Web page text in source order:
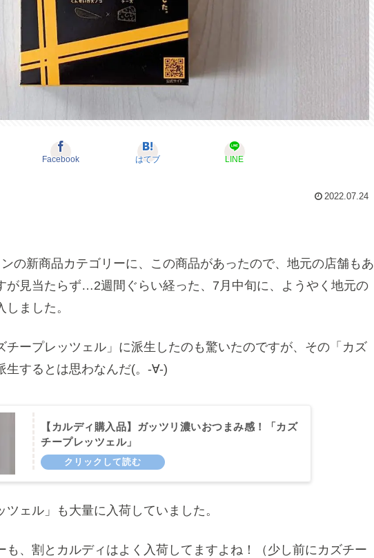
Facebook はてブ LINE
2022.07.24
の新商品カテゴリーに、この商品があったので、地元の店舗もあ
見当たらず…2週間ぐらい経った、7月中旬に、ようやく地元の
ました。
チープレッツェル」に派生したのも驚いたのですが、その「カズ
生するとは思わなんだ(。-∀-)
【カルディ購入品】ガッツリ濃いおつまみ感！「カズ
チープレッツェル」
ェル」も大量に入荷していました。
も、割とカルディはよく入荷してますよね！（少し前にカズチー